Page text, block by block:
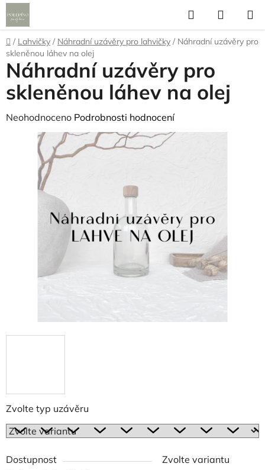
Přejít
na
obsah
Hledat
KOŠÍK
Domů
/ Lahvičky / Náhradní uzávěry pro lahvičky / Náhradní uzávěry pro
skleněnou láhev na olej
Zvolte typ uzávěru
Dostupnost
Zvolte variantu
Náhradní uzávěry pro
skleněnou láhev na olej
Průměrné
hodnocení
produktu
Neohodnoceno Podrobnosti hodnocení